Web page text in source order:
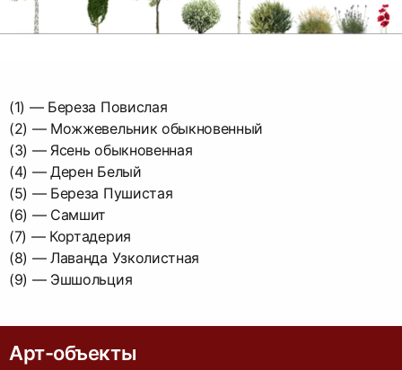
(1) — Береза Повислая
(2) — Можжевельник обыкновенный
(3) — Ясень обыкновенная
(4) — Дерен Белый
(5) — Береза Пушистая
(6) — Самшит
(7) — Кортадерия
(8) — Лаванда Узколистная
(9) — Эшшольция
Арт-объекты